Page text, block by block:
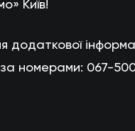
Київ!
додаткової
номерами: 067-